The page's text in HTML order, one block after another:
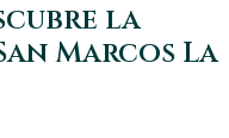
la
Marcos La